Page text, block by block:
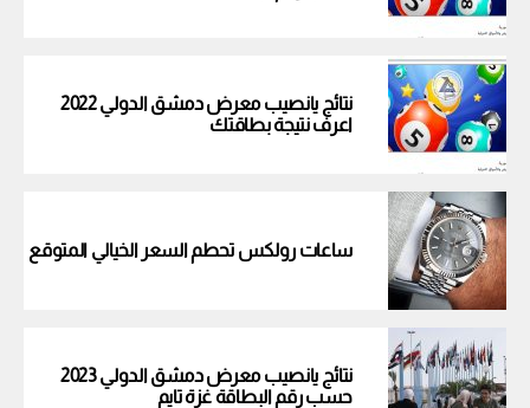
نتائج يانصيب معرض دمشق الدولي 2022
اعرف نتيجة بطاقتك
ساعات رولكس تحطم السعر الخيالي المتوقع
نتائج يانصيب معرض دمشق الدولي 2023
حسب رقم البطاقة غزة تايم